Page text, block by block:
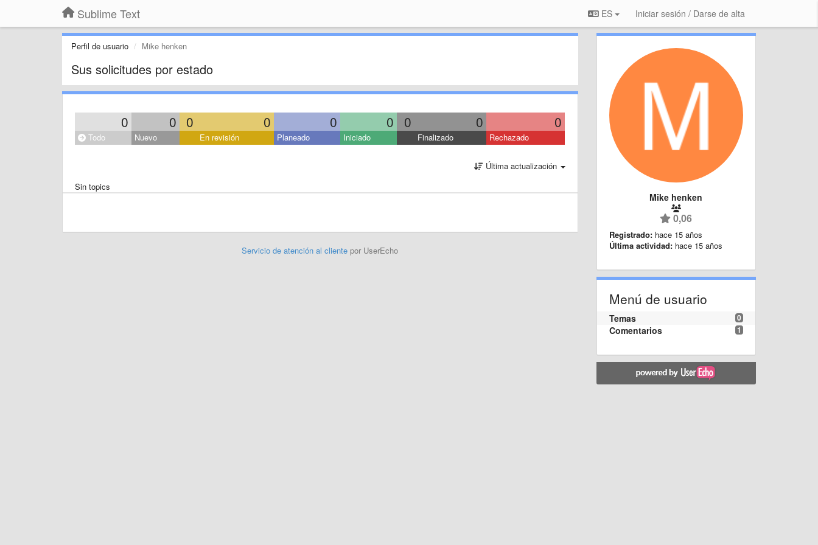
Sublime Text ES Iniciar sesión / Darse de alta
Perfil de usuario Mike henken
Sus solicitudes por estado
0 0 0 0 0 0 0 0 0
Todo Nuevo En revisión Planeado Iniciado Finalizado Rechazado
Última actualización
Sin topics
Servicio de atención al clientepor UserEcho
Mike henken
0,06
Registrado: hace 15 años
Última actividad: hace 15 años
Menú de usuario
0
Temas
1
Comentarios